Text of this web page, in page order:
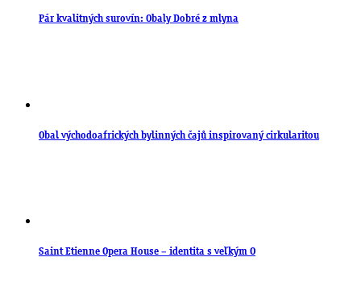
Pár kvalitných surovín: Obaly Dobré z mlyna
Obal východoafrických bylinných čajů inspirovaný cirkularitou
Saint Etienne Opera House – identita s veľkým O